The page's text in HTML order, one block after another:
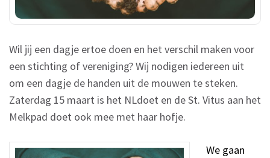
Wil jij een dagje ertoe doen en het verschil maken voor
een stichting of vereniging? Wij nodigen iedereen uit
om een dagje de handen uit de mouwen te steken.
Zaterdag 15 maart is het NLdoet en de St. Vitus aan het
Melkpad doet ook mee met haar hofje.
We gaan